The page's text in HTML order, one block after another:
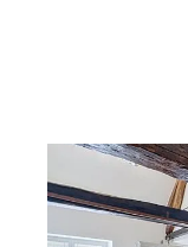
CLERY ST
160,79 m , 4
Ref : 1922